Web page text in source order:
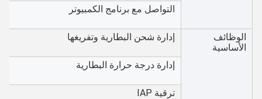
التواصل مع برنامج الكمبيوتر
الوظائف
الأساسية
إدارة شحن البطارية وتفريغها
إدارة درجة حرارة البطارية
ترقية IAP